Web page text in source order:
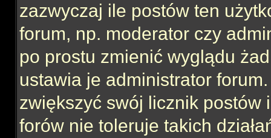
zazwyczaj ile postów ten
forum, np. moderator czy
po prostu zmienić wyglądu
ustawia je administrator
zwiększyć swój licznik postów
forów nie toleruje takich